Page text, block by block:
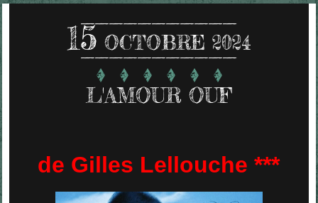
15 OCTOBRE 2024
L'AMOUR OUF
de Gilles Lellouche ***